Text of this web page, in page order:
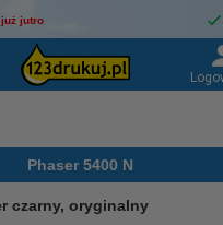
jutro
Phaser 5400 N
czarny, oryginalny